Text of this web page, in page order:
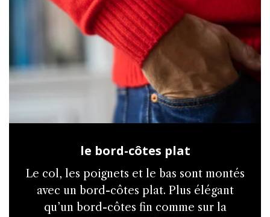
le bord-côtes plat
Le col, les poignets et le bas sont montés
avec un bord-côtes plat. Plus élégant
qu’un bord-côtes fin comme sur la